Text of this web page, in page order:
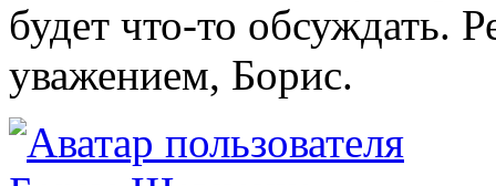
будет что-то обсуждать.
уважением, Борис.